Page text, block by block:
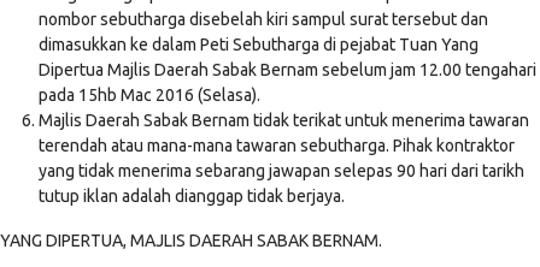
nombor sebutharga disebelah kiri sampul surat tersebut dan
dimasukkan ke dalam Peti Sebutharga di pejabat Tuan Yang
Dipertua Majlis Daerah Sabak Bernam sebelum jam 12.00 tengahari
pada 15hb Mac 2016 (Selasa).
Majlis Daerah Sabak Bernam tidak terikat untuk menerima tawaran
terendah atau mana-mana tawaran sebutharga. Pihak kontraktor
yang tidak menerima sebarang jawapan selepas 90 hari dari tarikh
tutup iklan adalah dianggap tidak berjaya.
YANG DIPERTUA, MAJLIS DAERAH SABAK BERNAM.